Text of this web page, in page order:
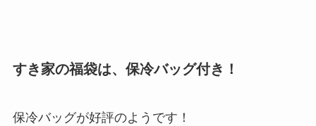
すき家の福袋は、保冷バッグ付き！
保冷バッグが好評のようです！